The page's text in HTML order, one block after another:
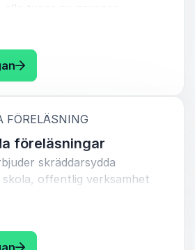
alla typer av grupper
på relationer som i sin
: Stavros Louca Relationer och
FÖRELÄSNING
föreläsningar
skräddarsydda
offentlig verksamhet
som vill stärka motivation,
Med utgångspunkt i
behov formas innehållet efter
utmaningar och önskade
: Stavros Louca Skräddarsydda